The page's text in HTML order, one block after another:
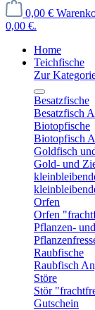
0,00 €
0,00 €.
Home
Teichfische
Zur
Besatzfische
Besatzfisch
Biotopfische
Biotopfisch
Goldfisch
Gold- und
Orfen
Orfen
Pflanzen-
Raubfische
Raubfisch
Störe
Stör
Gutschein